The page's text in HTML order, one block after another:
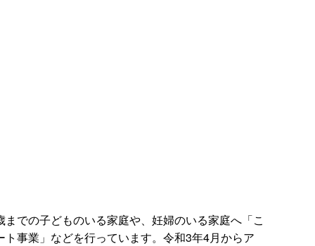
での子どものいる家庭や、妊婦のいる家庭へ「こ
事業」などを行っています。令和3年4月からア